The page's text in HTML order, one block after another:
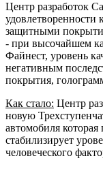
Центр разработок
удовлетворенности
защитными
- при высочайшем
Файнест, уровень
негативным
покрытия,
Как стало: Центр
новую
автомобиля
стабилизирует
человеческого